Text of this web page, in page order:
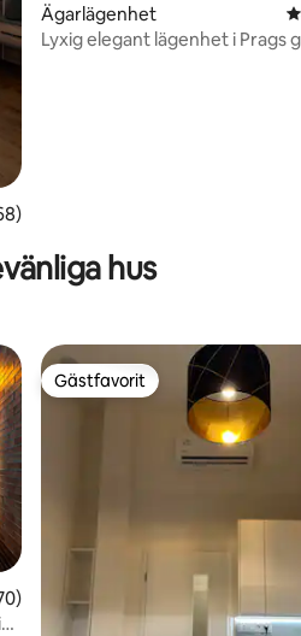
i genomsnittligt betyg, 168
Ägarlägenhet
Lyxig elegant lägenhet i Prags
hus
i genomsnittligt betyg, 170
Gästfavorit
Gästfavorit